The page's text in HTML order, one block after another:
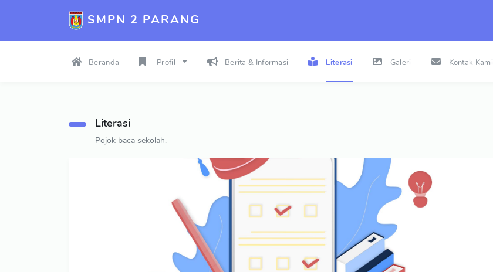
SMPN 2 PARANG
Beranda Profil Berita & Informasi Literasi Galeri Kontak Kami
Literasi
Pojok baca sekolah.